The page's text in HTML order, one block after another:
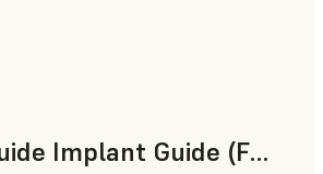
Surgical Guide Implant Guide (Form 4)